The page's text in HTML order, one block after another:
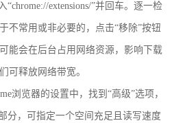
“chrome://extensions/”并回车。逐一检
不常用或非必要的，点击“移除”按钮
能会在后台占用网络资源，影响下载
可释放网络带宽。
浏览器的设置中，找到“高级”选项，
分，可指定一个空间充足且读写速度